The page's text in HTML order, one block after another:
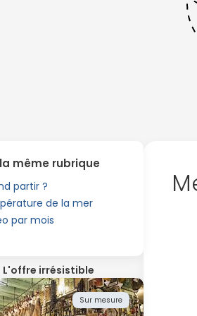
même rubrique
partir ?
de la mer
par mois
L'offre irrésistible
Sur mesure